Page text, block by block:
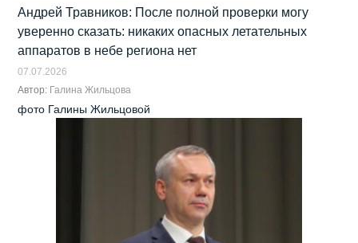
Андрей Травников: После полной проверки могу
уверенно сказать: никаких опасных летательных
аппаратов в небе региона нет
07.07.2026
Автор: Галина Жильцова
фото Галины Жильцовой